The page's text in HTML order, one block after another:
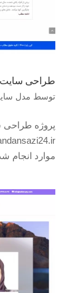
طراحی سایت
توسط مدل
پروژه طراحی
موارد انجام